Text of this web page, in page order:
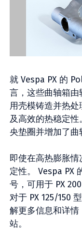
就 Vespa PX 的
言，这些曲轴箱
用壳模铸造并热
及高效的热稳定
央垫圈并增加了曲
即使在高热膨胀
定性。 Vespa PX
号，可用于 PX
对于 PX 125/150
解更多信息和详情
站。